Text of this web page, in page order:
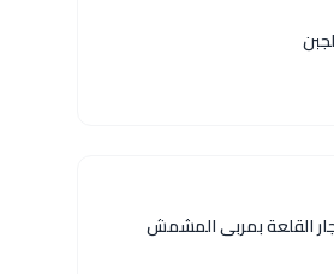
القلعة بمربى المشمش